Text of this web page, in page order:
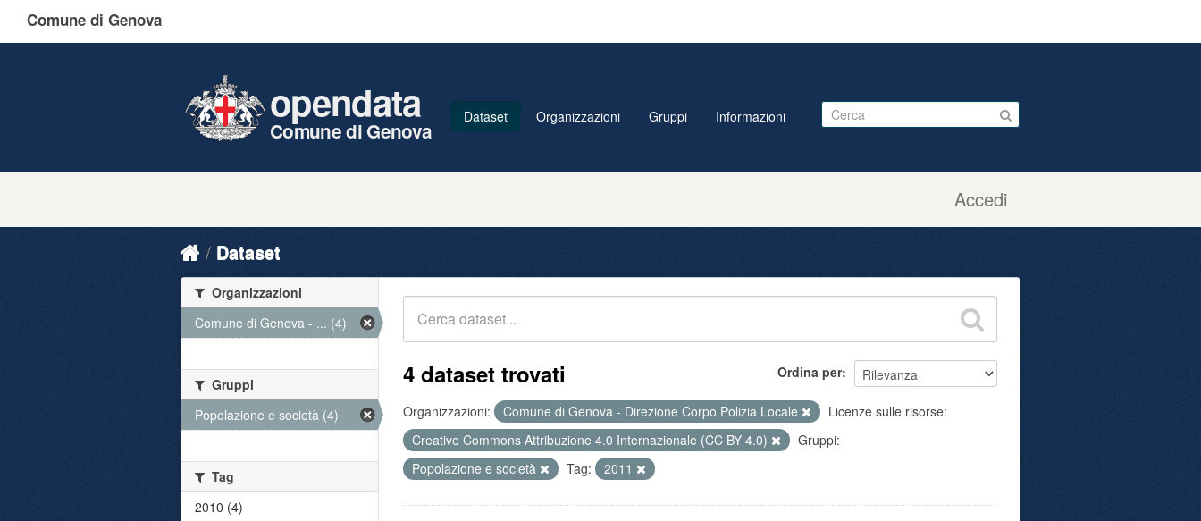
Comune di Genova
Accedi
opendata
Comune di Genova
Dataset Organizzazioni Gruppi Informazioni
Dataset
Ordina per
4 dataset trovati
Organizzazioni: Comune di Genova - Direzione Corpo Polizia Locale
Licenze sulle risorse:
Creative Commons Attribuzione 4.0 Internazionale (CC BY 4.0)
Gruppi:
Popolazione e società
Tag: 2011
Organizzazioni
Comune di Genova - ... (4)
Gruppi
Popolazione e società (4)
Tag
2010 (4)